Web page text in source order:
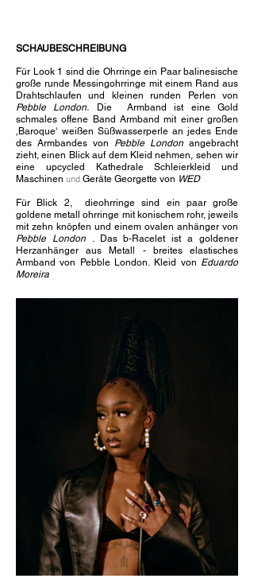
SCHAUBESCHREIBUNG
Für Look 1 sind die Ohrringe ein Paar balinesische
große runde Messingohrringe mit einem Rand aus
Drahtschlaufen und kleinen runden Perlen von
Pebble London.
Die
Armband ist eine Gold
schmales offene Band Armband mit einer großen
‚Baroque‘ weißen Süßwasserperle an jedes Ende
des Armbandes von Pebble London angebracht
zieht, einen Blick auf dem Kleid nehmen, sehen wir
eine upcycled Kathedrale Schleierkleid und
Maschinen und Geräte Georgette von WED
Für Blick 2, dieohrringe sind ein paar große
goldene metall ohrringe mit konischem rohr, jeweils
mit zehn knöpfen und einem ovalen anhänger von
Pebble London. Das b-Racelet ist a goldener
Herzanhänger aus Metall - breites elastisches
Armband von Pebble London. Kleid von Eduardo
Moreira